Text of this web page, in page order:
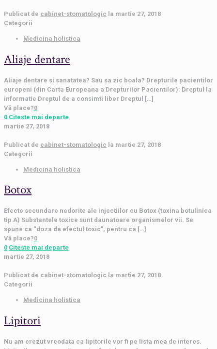
Publicat de cabinet-stomatologic la martie 27, 2018
Categorii
Medicina holistica
Aliaje dentare
Aliaje dentare si sanatatea? Sau sa zic boala? Drepturile pacientilor
europeni (din Carta Europeana a Drepturilor Pacientilor): Dreptul la
informatie Dreptul de a consimti liber Dreptul […]
Vă place?0
0 Citeste mai departe
martie 27, 2018
Publicat de cabinet-stomatologic la martie 27, 2018
Categorii
Medicina holistica
Botox
Efecte secundare nedorite ale injectiilor cu Botox (toxina botulinica
tip A) Substantele toxice sunt daunatoare organismelor vii. Se
spune ca “doza da efectul toxic”, pentru ca […]
Vă place?0
0 Citeste mai departe
martie 27, 2018
Publicat de cabinet-stomatologic la martie 27, 2018
Categorii
Medicina holistica
Lipitori
Nu am crezut vreodata ca lipitorile vor fi pe lista mea de interes.